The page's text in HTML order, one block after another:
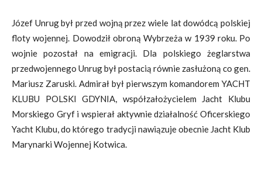
Józef Unrug był przed wojną przez wiele lat dowódcą polskiej
floty wojennej. Dowodził obroną Wybrzeża w 1939 roku. Po
wojnie pozostał na emigracji. Dla polskiego żeglarstwa
przedwojennego Unrug był postacią równie zasłużoną co gen.
Mariusz Zaruski. Admirał był pierwszym komandorem YACHT
KLUBU POLSKI GDYNIA, współzałożycielem Jacht Klubu
Morskiego Gryf i wspierał aktywnie działalność Oficerskiego
Yacht Klubu, do którego tradycji nawiązuje obecnie Jacht Klub
Marynarki Wojennej Kotwica.